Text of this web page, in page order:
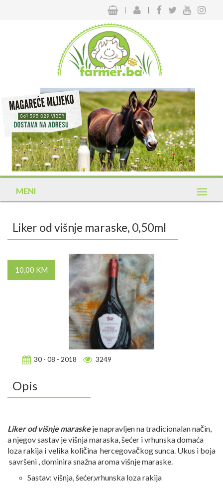
| |
MENI
Liker od višnje maraske, 0,50ml
10,00 KM
30 - 08 - 2018 3249
Opis
Liker od višnje maraskeje napravljen na tradicionalan način,
a njegov sastav je višnja maraska, šećer i vrhunska domaća
loza rakija i velika količina hercegovačkog sunca. Ukus i boja
savršeni , dominira snažna aroma višnje maraske.
Sastav: višnja, šećer,vrhunska loza rakija